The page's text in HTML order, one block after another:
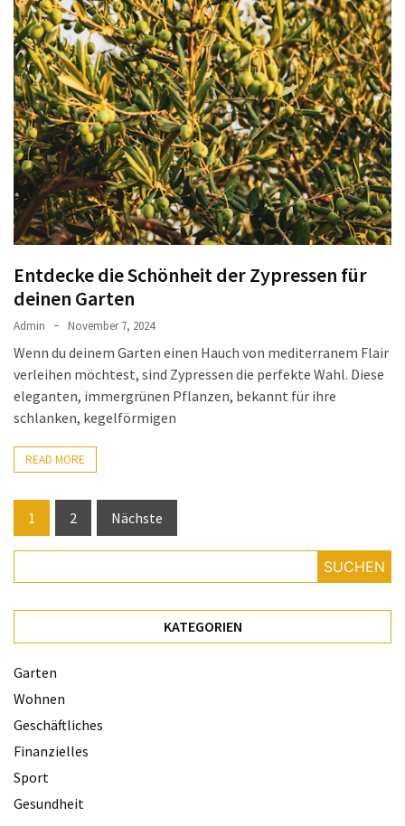
Entdecke die Schönheit der Zypressen für
deinen Garten
Admin November 7, 2024
Wenn du deinem Garten einen Hauch von mediterranem Flair
verleihen möchtest, sind Zypressen die perfekte Wahl. Diese
eleganten, immergrünen Pflanzen, bekannt für ihre
schlanken, kegelförmigen
READ MORE
Seitennummerierung
der
Beiträge
1 2 Nächste
SUCHEN
KATEGORIEN
Garten
Wohnen
Geschäftliches
Finanzielles
Sport
Gesundheit